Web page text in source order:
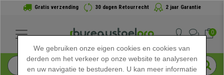
Gratis verzending 30 dagen Retourrecht 2 jaar Garantie
0
We gebruiken onze eigen cookies en cookies van
derden om het verkeer op onze website te analyseren
en uw navigatie te bestuderen. U kan meer informatie